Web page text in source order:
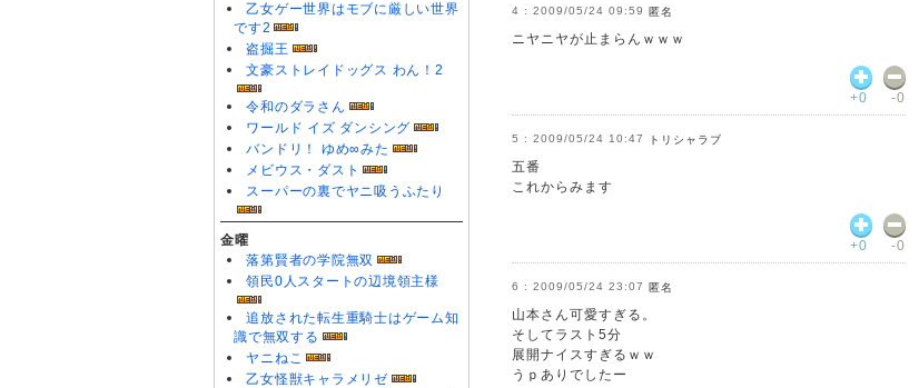
乙女ゲー世界はモブに厳しい世界
です2
盗掘王
文豪ストレイドッグス わん！2
令和のダラさん
ワールド イズ ダンシング
バンドリ！ ゆめ∞みた
メビウス・ダスト
スーパーの裏でヤニ吸うふたり
金曜
落第賢者の学院無双
領民0人スタートの辺境領主様
追放された転生重騎士はゲーム知
識で無双する
ヤニねこ
乙女怪獣キャラメリゼ
2009/05/24 09:59 匿名
ニヤニヤが止まらんｗｗｗ
+0 -0
2009/05/24 10:47 トリシャラブ
五番
これからみます
+0 -0
2009/05/24 23:07 匿名
山本さん可愛すぎる。
そしてラスト5分
展開ナイスすぎるｗｗ
うｐありでしたー